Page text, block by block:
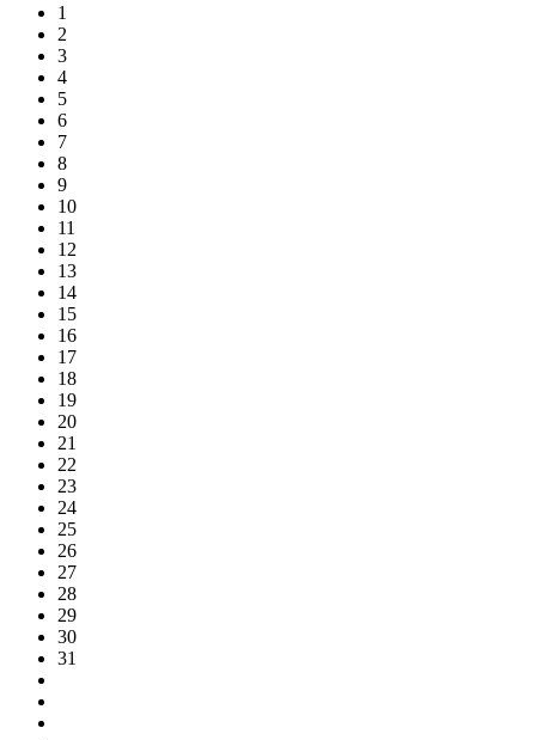
1
2
3
4
5
6
7
8
9
10
11
12
13
14
15
16
17
18
19
20
21
22
23
24
25
26
27
28
29
30
31